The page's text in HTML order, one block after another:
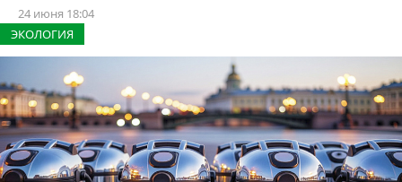
24 июня 18:04
ЭКОЛОГИЯ